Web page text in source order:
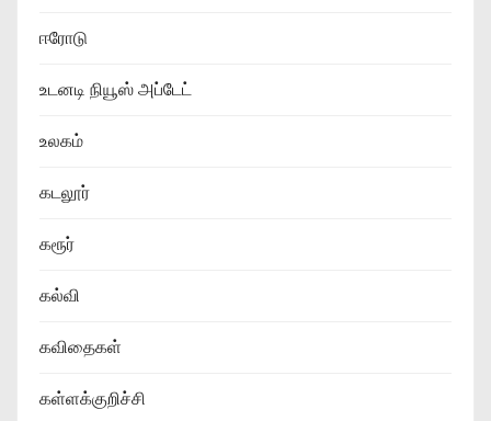
ஈரோடு
உடனடி நியூஸ் அப்டேட்
உலகம்
கடலூர்
கரூர்
கல்வி
கவிதைகள்
கள்ளக்குறிச்சி